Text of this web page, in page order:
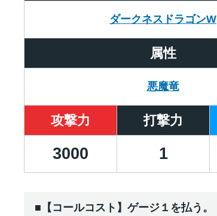
ダークネスドラゴンW
属性
悪魔竜
攻撃力 打撃力
3000 1
■【コールコスト】ゲージ１を払う。